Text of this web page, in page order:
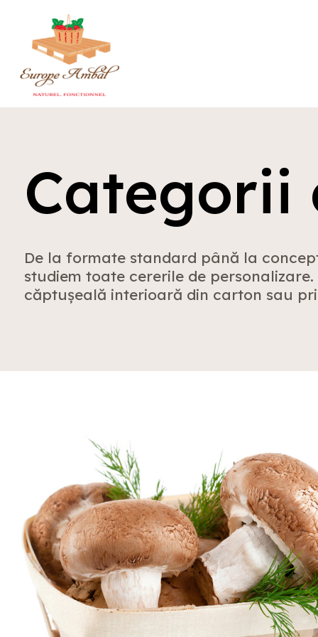
De la formate standard până la
studiem toate cererile de
căptușeală interioară din carton sau